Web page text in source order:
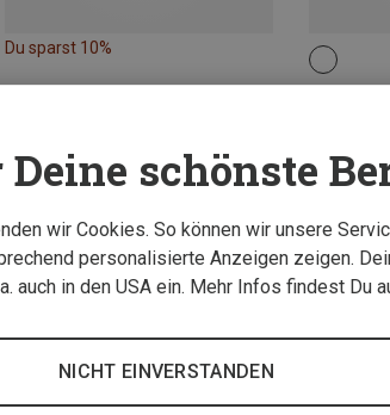
Du sparst 10%
11,00 €
18G
Deine schönste
wir Cookies. So können wir unsere
personalisierte Anzeigen zeigen.
auch in den USA ein. Mehr Infos findest Du
NICHT EINVERSTANDEN